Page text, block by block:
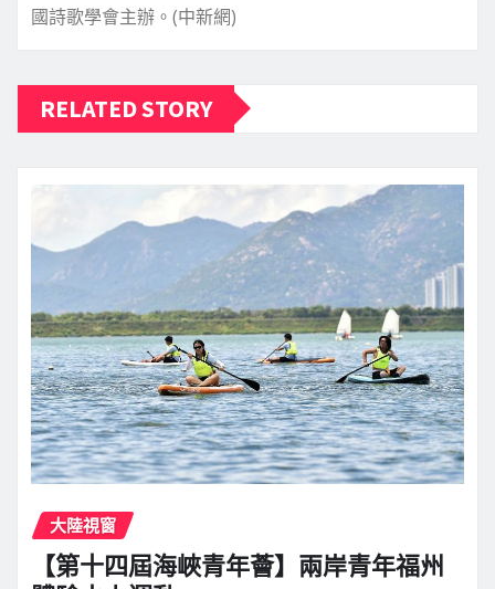
國詩歌學會主辦。(中新網)
RELATED STORY
大陸視窗
【第十四屆海峽青年薈】兩岸青年福州